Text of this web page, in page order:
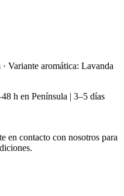
Variante aromática: Lavanda
h en Península | 3–5 días
en contacto con nosotros para